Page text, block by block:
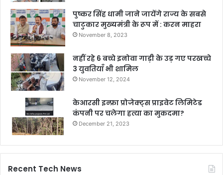
पुष्कर सिंह धामी जाने जायेंगे राज्य के सबसे
चाटुकार मुख्यमंत्री के रूप में : करन माहरा
November 8, 2023
नहीं रहे 6 बच्चे इनोवा गाड़ी के उड़ गए परखच्चे
3 युवतियाँ भी शामिल
November 12, 2024
केआरसी इन्फ्रा प्रोजेक्ट्स प्राइवेट लिमिटेड
कंपनी पर चलेगा हत्या का मुकदमा?
December 21, 2023
Recent Tech News